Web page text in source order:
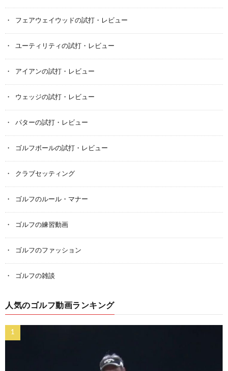
フェアウェイウッドの試打・レビュー
ユーティリティの試打・レビュー
アイアンの試打・レビュー
ウェッジの試打・レビュー
パターの試打・レビュー
ゴルフボールの試打・レビュー
クラブセッティング
ゴルフのルール・マナー
ゴルフの練習動画
ゴルフのファッション
ゴルフの雑談
人気のゴルフ動画ランキング